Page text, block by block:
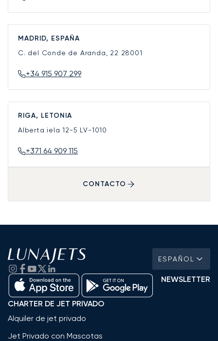
MADRID, ESPAÑA
C. del Conde de Aranda, 22 28001
+34 915 907 299
RIGA, LETONIA
Alberta iela 12-5 LV-1010
+371 64 909 115
CONTACTO
ESPAÑOL
NEWSLETTER
CHARTER DE JET PRIVADO
Alquiler de jet privado
Jet Privado con Mascotas